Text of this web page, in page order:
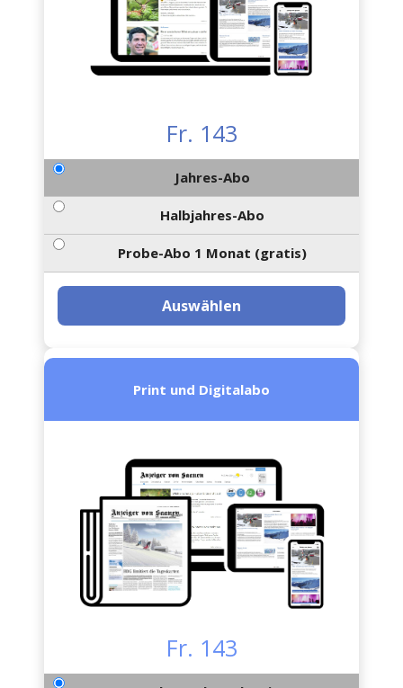
Fr. 143
Jahres-Abo
Halbjahres-Abo
Probe-Abo 1 Monat (gratis)
Auswählen
Print und Digitalabo
Fr. 143